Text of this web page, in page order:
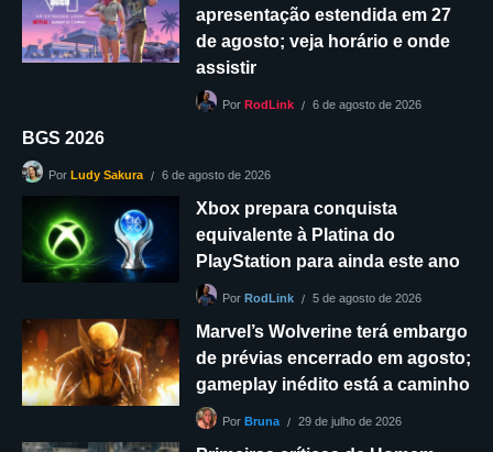
apresentação estendida em 27
de agosto; veja horário e onde
assistir
Por RodLink 6 de agosto de 2026
BGS 2026
Por Ludy Sakura 6 de agosto de 2026
Xbox prepara conquista
equivalente à Platina do
PlayStation para ainda este ano
Por RodLink 5 de agosto de 2026
Marvel’s Wolverine terá embargo
de prévias encerrado em agosto;
gameplay inédito está a caminho
Por Bruna 29 de julho de 2026